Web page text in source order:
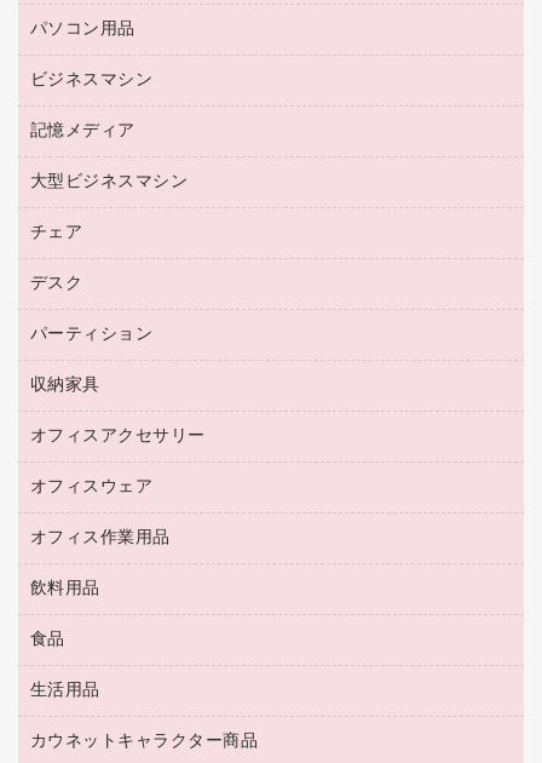
リサイクルトナー（プール方式）
リサイクルインクカートリッジ
プリンタ用リボン
トナーカートリッジ
コピートナー
インクカートリッジ
名刺用紙
ワープロ用紙
ラベル用紙
プロッター用紙
ハガキ用紙
その他コピー用紙・プリンタ用紙
コピー用紙
インクジェットプリンタ用紙
パソコン用品
パソコン周辺機器
マウスパッド
マウス
パソコンバッグ／収納用品
ネットワーク／ＬＡＮ機器
ネットワーク／ＬＡＮアクセサリー
セキュリティ用品
スマートフォン／モバイル周辺機器
ＵＳＢハブ／ＵＳＢアクセサリー
ＯＡフィルター
ＯＡクリーナー／エアダスター
ＨＤＤ／ＳＳＤ
ディスプレイモニター
ビジネスマシン
電話機
レーザープリンタ／複合機
メモリーカード
プロジェクタ
ファクシミリ
デジタルカメラ
スキャナー
コピー機
インクジェットプリンタ／複合機
記憶メディア
ブルーレイディスク
ＣＤ－ＲＷ
ＣＤ－Ｒ
メディア収納用品
大型ビジネスマシン
プリンタ
チェア
応接イス・ベンチ
オフィスチェア
デスク
ミーティングテーブル
デスク
カウンター
パーティション
ホワイトボード・黒板
収納家具
保管庫・書庫
ロッカー・下駄箱
その他収納
オフィスアクセサリー
オフィスアクセサリー
オフィスウェア
医療・介護・ワーキングウェア
ブラウス・シャツ
アウター
オフィス作業用品
養生用品
防災用備蓄食品・飲料
台車・脚立
倉庫収納用品
飲料用品
緑茶飲料
茶葉・インスタント
紅茶・バラエティ飲料
レギュラーコーヒー
食品
食品
生活用品
浴室用品
カウネットキャラクター商品